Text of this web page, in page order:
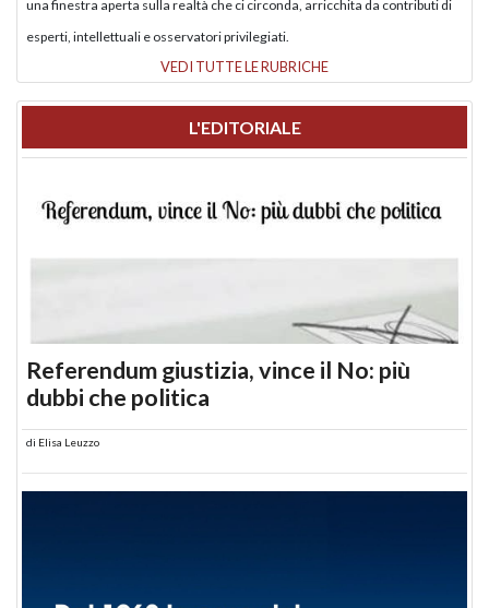
una finestra aperta sulla realtà che ci circonda, arricchita da contributi di
esperti, intellettuali e osservatori privilegiati.
VEDI TUTTE LE RUBRICHE
L'EDITORIALE
Referendum giustizia, vince il No: più
dubbi che politica
di Elisa Leuzzo